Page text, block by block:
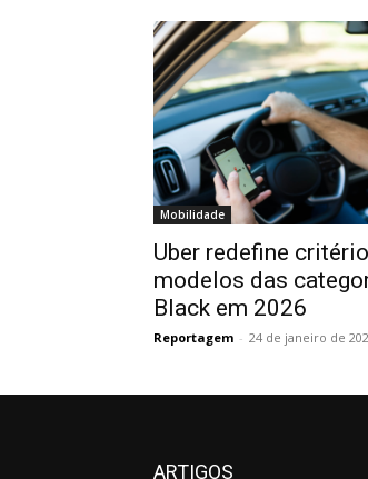
Mobilidade
Uber redefine
modelos das
Black em 2026
Reportagem - 24 de janeiro de
ARTIGOS